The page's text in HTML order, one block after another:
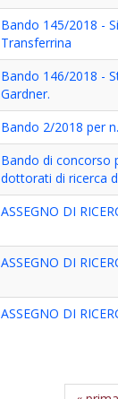
Bando 145/2018 -
Transferrina
Bando 146/2018 -
Gardner.
Bando 2/2018 per
Bando di concorso
dottorati di ricerca
ASSEGNO DI
ASSEGNO DI
ASSEGNO DI